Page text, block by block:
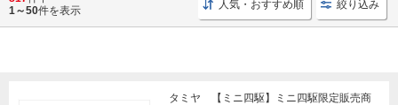
1～50件を表示 人気・おすすめ順 絞り込み
タミヤ 【ミニ四駆】ミニ四駆限定販売商